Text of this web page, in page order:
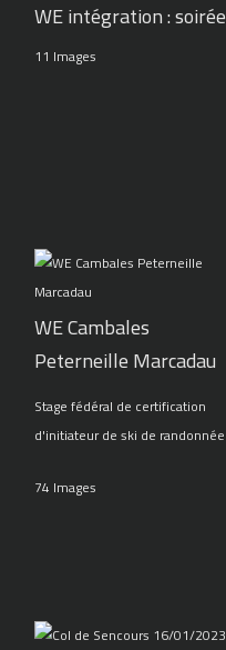
WE intégration : soirée
11 Images
WE Cambales
Peterneille Marcadau
Stage fédéral de certification
d'initiateur de ski de randonnée
74 Images